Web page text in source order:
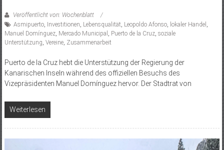
Veröffentlicht von: Wochenblatt
Asmipuerto, Investitionen, Lebensqualität, Leopoldo Afonso, lokaler Handel ,
Manuel Domínguez, Mercado Municipal , Puerto de la Cruz, soziale
Unterstützung, Vereine, Zusammenarbeit
Puerto de la Cruz hebt die Unterstützung der Regierung der
Kanarischen Inseln während des offiziellen Besuchs des
Vizepräsidenten Manuel Domínguez hervor. Der Stadtrat von
Weiterlesen